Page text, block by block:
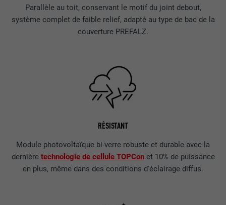
Parallèle au toit, conservant le motif du joint debout,
système complet de faible relief, adapté au type de bac de la
couverture PREFALZ.
RÉSISTANT
Module photovoltaïque bi-verre robuste et durable avec la
dernière technologie de cellule TOPConet 10% de puissance
en plus, même dans des conditions d'éclairage diffus.